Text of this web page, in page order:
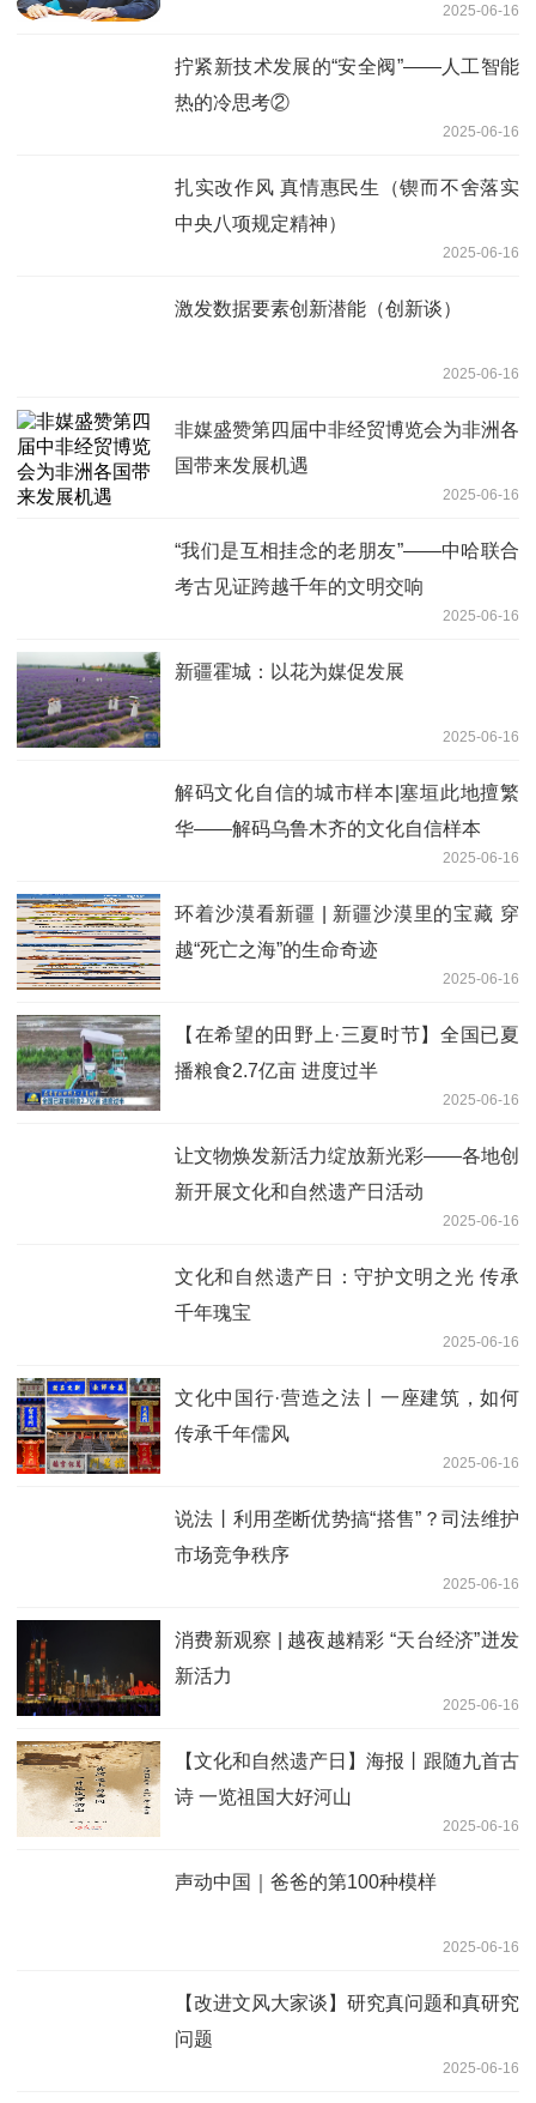
2025-06-16
拧紧新技术发展的“安全阀”——人工智能
热的冷思考②
2025-06-16
扎实改作风 真情惠民生（锲而不舍落实
中央八项规定精神）
2025-06-16
激发数据要素创新潜能（创新谈）
2025-06-16
非媒盛赞第四届中非经贸博览会为非洲各
国带来发展机遇
2025-06-16
“我们是互相挂念的老朋友”——中哈联合
考古见证跨越千年的文明交响
2025-06-16
新疆霍城：以花为媒促发展
2025-06-16
解码文化自信的城市样本|塞垣此地擅繁
华——解码乌鲁木齐的文化自信样本
2025-06-16
环着沙漠看新疆 | 新疆沙漠里的宝藏 穿
越“死亡之海”的生命奇迹
2025-06-16
【在希望的田野上·三夏时节】全国已夏
播粮食2.7亿亩 进度过半
2025-06-16
让文物焕发新活力绽放新光彩——各地创
新开展文化和自然遗产日活动
2025-06-16
文化和自然遗产日：守护文明之光 传承
千年瑰宝
2025-06-16
文化中国行·营造之法丨一座建筑，如何
传承千年儒风
2025-06-16
说法丨利用垄断优势搞“搭售”？司法维护
市场竞争秩序
2025-06-16
消费新观察 | 越夜越精彩 “天台经济”迸发
新活力
2025-06-16
【文化和自然遗产日】海报丨跟随九首古
诗 一览祖国大好河山
2025-06-16
声动中国｜爸爸的第100种模样
2025-06-16
【改进文风大家谈】研究真问题和真研究
问题
2025-06-16